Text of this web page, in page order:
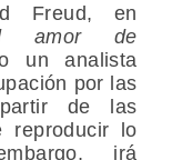
Freud, en
amor de
un analista
por las
de las
reproducir lo
irá